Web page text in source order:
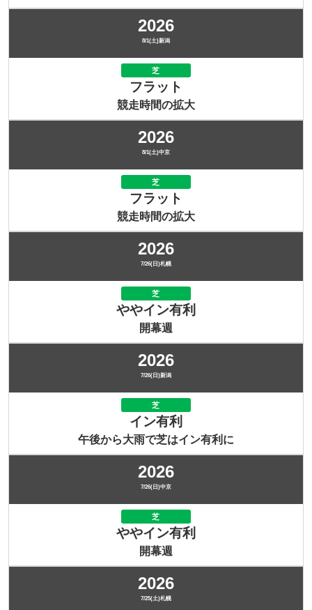
2026
8/1(土)新潟
芝
フラット
競走時間の拡大
2026
8/1(土)中京
芝
フラット
競走時間の拡大
2026
7/26(日)札幌
芝
ややイン有利
開幕週
2026
7/26(日)新潟
芝
イン有利
午後から大雨で芝はイン有利に
2026
7/26(日)中京
芝
ややイン有利
開幕週
2026
7/25(土)札幌